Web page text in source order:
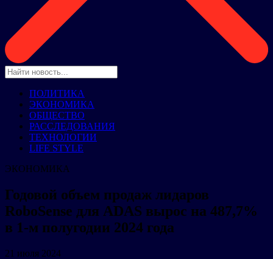
ПОЛИТИКА
ЭКОНОМИКА
ОБЩЕСТВО
РАССЛЕДОВАНИЯ
ТЕХНОЛОГИИ
LIFE STYLE
ЭКОНОМИКА
Годовой объем продаж лидаров
RoboSense для ADAS вырос на 487,7%
в 1-м полугодии 2024 года
21 июля 2024